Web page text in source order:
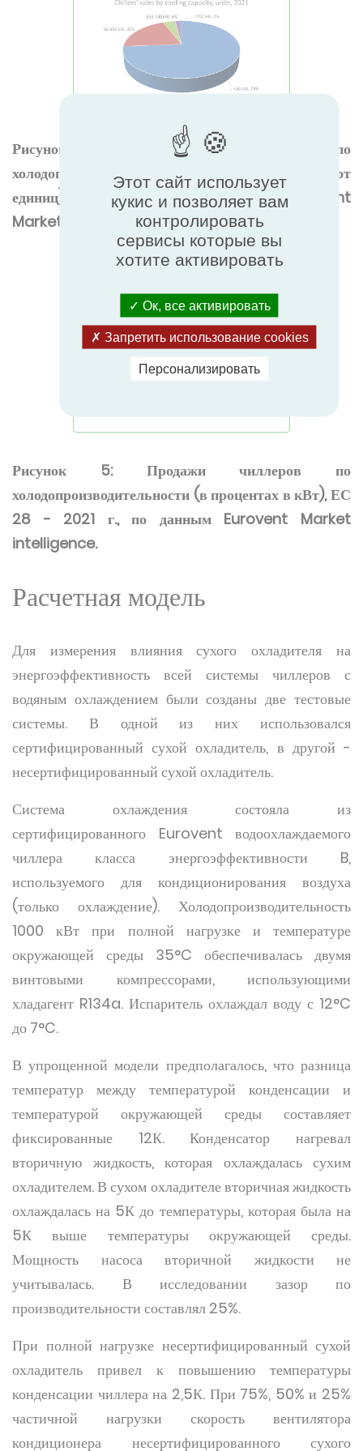
Рисунок 4: Продажи чиллеров по
холодопроизводительности (в процентах от
единиц), ЕС 28 - 2021 г., по данным Eurovent
Market intelligence.
Рисунок 5: Продажи чиллеров по
холодопроизводительности (в процентах в кВт), ЕС
28 - 2021 г., по данным Eurovent Market
intelligence.
Расчетная модель
Для измерения влияния сухого охладителя на
энергоэффективность всей системы чиллеров с
водяным охлаждением были созданы две тестовые
системы. В одной из них использовался
сертифицированный сухой охладитель, в другой -
несертифицированный сухой охладитель.
Система охлаждения состояла из
сертифицированного Eurovent водоохлаждаемого
чиллера класса энергоэффективности B,
используемого для кондиционирования воздуха
(только охлаждение). Холодопроизводительность
1000 кВт при полной нагрузке и температуре
окружающей среды 35°C обеспечивалась двумя
винтовыми компрессорами, использующими
хладагент R134a. Испаритель охлаждал воду с 12°C
до 7°C.
В упрощенной модели предполагалось, что разница
температур между температурой конденсации и
температурой окружающей среды составляет
фиксированные 12К. Конденсатор нагревал
вторичную жидкость, которая охлаждалась сухим
охладителем. В сухом охладителе вторичная жидкость
охлаждалась на 5К до температуры, которая была на
5К выше температуры окружающей среды.
Мощность насоса вторичной жидкости не
учитывалась. В исследовании зазор по
производительности составлял 25%.
При полной нагрузке несертифицированный сухой
охладитель привел к повышению температуры
конденсации чиллера на 2,5К. При 75%, 50% и 25%
частичной нагрузки скорость вентилятора
кондиционера несертифицированного сухого
Этот сайт использует
кукис и позволяет вам
контролировать
сервисы которые вы
хотите активировать
Ок, все активировать
Запретить использование cookies
Персонализировать